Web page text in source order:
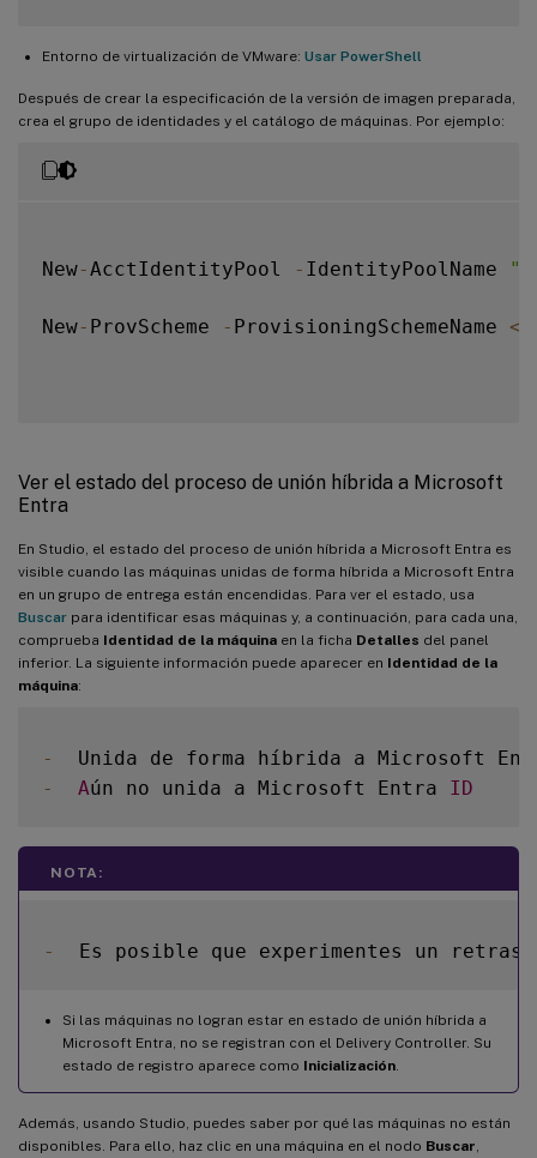
Entorno de virtualización de VMware: Usar PowerShell
Después de crear la especificación de la versión de imagen preparada,
crea el grupo de identidades y el catálogo de máquinas. Por ejemplo:
New-AcctIdentityPool - IdentityPoolName
New- ProvScheme - ProvisioningSchemeName <
Ver el estado del proceso de unión híbrida a Microsoft
Entra
En Studio, el estado del proceso de unión híbrida a Microsoft Entra es
visible cuando las máquinas unidas de forma híbrida a Microsoft Entra
en un grupo de entrega están encendidas. Para ver el estado, usa
Buscar para identificar esas máquinas y, a continuación, para cada una,
comprueba Identidad de la máquina en la ficha Detalles del panel
inferior. La siguiente información puede aparecer en Identidad de la
máquina:
-
-
Aún no unida a Microsoft Entra ID
NOTA:
-
Es posible que experimentes un
Si las máquinas no logran estar en estado de unión híbrida a
Microsoft Entra, no se registran con el Delivery Controller. Su
estado de registro aparece como Inicialización
Además, usando Studio, puedes saber por qué las máquinas no están
disponibles. Para ello, haz clic en una máquina en el nodo Buscar